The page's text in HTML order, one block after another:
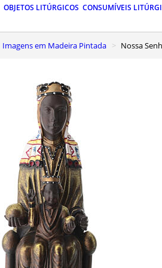
OBJETOS LITÚRGICOS CONSUMÍVEIS
Imagens em Madeira Pintada Nossa